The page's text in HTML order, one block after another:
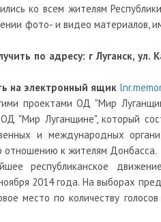
ко всем жителям
фото- и видео материалов,
по адресу: г Луганск, ул.
на электронный ящик
проектами ОД "Мир
"Мир Луганщине", который
и международных
отношению к жителям Донбасса.
республиканское
2014 года. На выборах
место по количеству